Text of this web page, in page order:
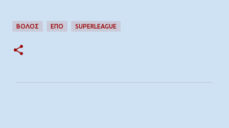
ΒΟΛΟΣ ΕΠΟ SUPERLEAGUE